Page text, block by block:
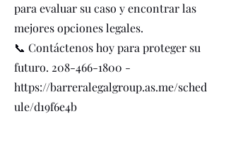
para evaluar su caso y encontrar las
mejores opciones legales.
📞 Contáctenos hoy para proteger su
futuro. 208-466-1800 -
https://barreralegalgroup.as.me/sched
ule/d19f6e4b